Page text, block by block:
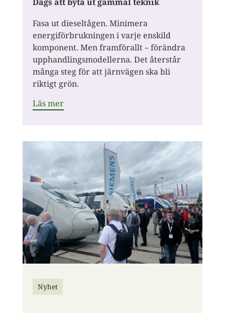
Fasa ut dieseltågen. Minimera
energiförbrukningen i varje enskild
komponent. Men framförallt – förändra
upphandlingsmodellerna. Det återstår
många steg för att järnvägen ska bli
riktigt grön.
Läs mer
Nyhet